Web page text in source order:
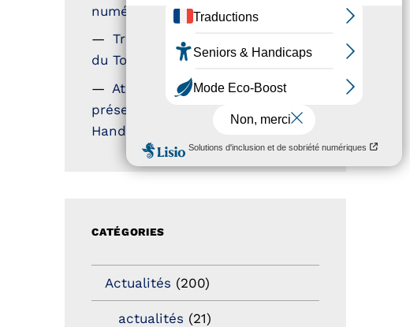
numérique
Trophées Horizons – Acteurs
du Tourisme Durable
Atout France – flyer
présentation label Tourisme &
Handicap
CATÉGORIES
Actualités (200)
actualités (21)